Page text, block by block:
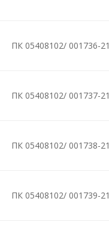
ПК 05408102/ 001736-21
ПК 05408102/ 001737-21
ПК 05408102/ 001738-21
ПК 05408102/ 001739-21